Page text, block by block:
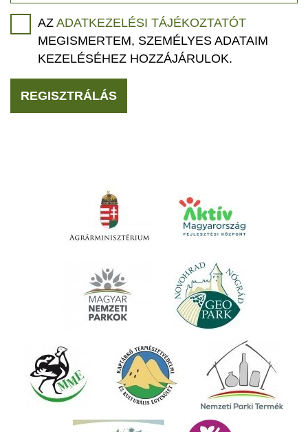
AZ ADATKEZELÉSI TÁJÉKOZTATÓT
MEGISMERTEM, SZEMÉLYES ADATAIM
KEZELÉSÉHEZ HOZZÁJÁRULOK.
REGISZTRÁLÁS